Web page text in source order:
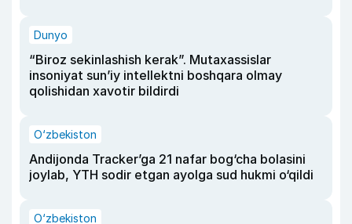
Dunyo
“Biroz sekinlashish kerak”. Mutaxassislar
insoniyat sun’iy intellektni boshqara olmay
qolishidan xavotir bildirdi
O‘zbekiston
Andijonda Tracker’ga 21 nafar bog‘cha bolasini
joylab, YTH sodir etgan ayolga sud hukmi o‘qildi
O‘zbekiston